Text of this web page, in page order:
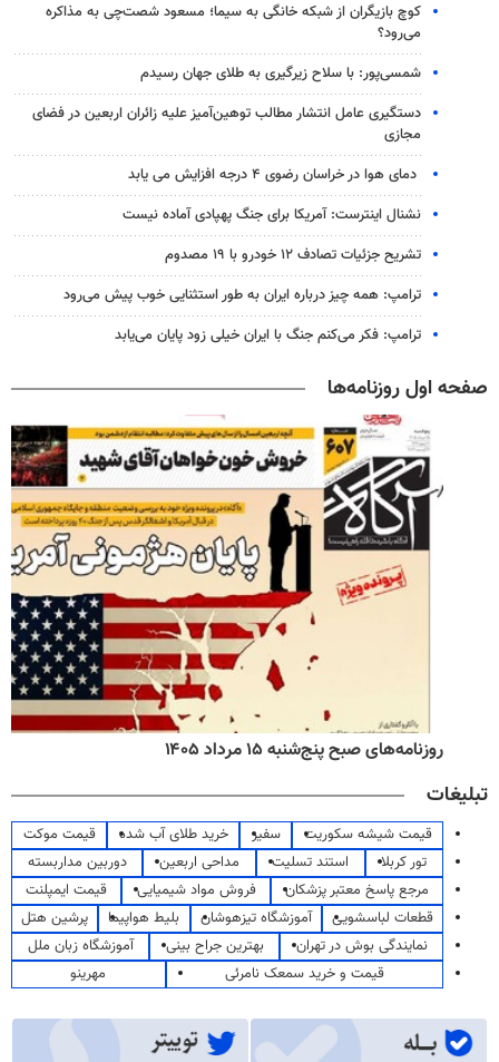
کوچ بازیگران از شبکه خانگی به سیما؛ مسعود شصت‌چی به مذاکره
می‌رود؟
شمسی‌پور: با سلاح زیرگیری به طلای جهان رسیدم
دستگیری عامل انتشار مطالب توهین‌آمیز علیه زائران اربعین در فضای
مجازی
دمای هوا در خراسان رضوی ۴ درجه افزایش می یابد
نشنال اینترست: آمریکا برای جنگ پهپادی آماده نیست
تشریح جزئیات تصادف ۱۲ خودرو با ۱۹ مصدوم
ترامپ: همه چیز درباره ایران به طور استثنایی خوب پیش می‌رود
ترامپ: فکر می‌کنم جنگ با ایران خیلی زود پایان می‌یابد
صفحه اول روزنامه‌ها
روزنامه‌های صبح پنج‌شنبه ۱۵ مرداد ۱۴۰۵
تبلیغات
قیمت شیشه سکوریت سفیر خرید طلای آب شده
قیمت موکت
تور کربلا
استند تسلیت مداحی اربعین
دوربین مداربسته
مرجع پاسخ معتبر پزشکان
فروش مواد شیمیایی
قیمت ایمپلنت
قطعات لباسشویی
آموزشگاه تیزهوشان بلیط هواپیما
پرشین هتل
نمایندگی بوش در تهران
بهترین جراح بینی
آموزشگاه زبان ملل
قیمت و خرید سمعک نامرئی
مهرینو